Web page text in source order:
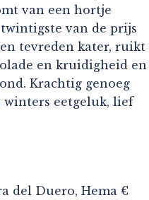
van een hortje
van de prijs
tevreden kater, ruikt
en kruidigheid en
Krachtig genoeg
eetgeluk, lief
del Duero, Hema €